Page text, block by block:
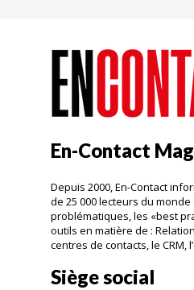
En-Contact
Depuis 2000, En-Contact
de 25 000 lecteurs du
problématiques, les «best
outils en matière de :
centres de contacts, le CRM,
Siège social